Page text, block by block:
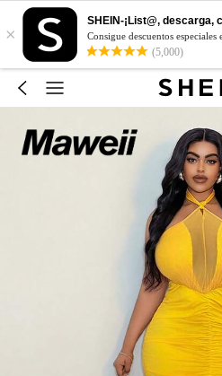
×
SHEIN-¡List@, descarga,
Consigue descuentos
(5,000)